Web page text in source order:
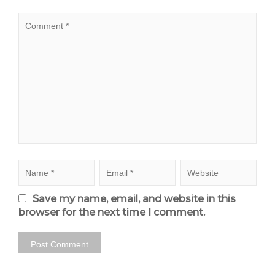
Save my name, email, and website in this
browser for the next time I comment.